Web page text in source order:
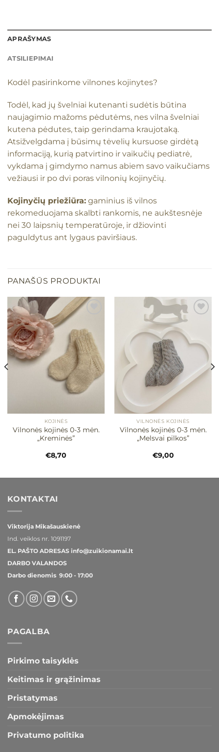
APRAŠYMAS
ATSILIEPIMAI
Kodėl pasirinkome vilnones kojinytes?
Todėl, kad jų švelniai kutenanti sudėtis būtina
naujagimio mažoms pėdutėms, nes vilna švelniai
kutena pėdutes, taip gerindama kraujotaką.
Atsižvelgdama į būsimų tėvelių kursuose girdėtą
informaciją, kurią patvirtino ir vaikučių pediatrė,
vykdama į gimdymo namus abiem savo vaikučiams
vežiausi ir po dvi poras vilnonių kojinyčių.
Kojinyčių priežiūra: gaminius iš vilnos
rekomeduojama skalbti rankomis, ne aukštesnėje
nei 30 laipsnių temperatūroje, ir džiovinti
paguldytus ant lygaus paviršiaus.
PANAŠŪS PRODUKTAI
Mėgstamiausias
KOJINĖS
Vilnonės kojinės 0-3 mėn.
„Kreminės”
€8,70
Mėgstamiausias
VILNONĖS KOJINĖS
Vilnonės kojinės 0-3 mėn.
„Melsvai pilkos”
€9,00
KONTAKTAI
Viktorija Mikašauskienė
Ind. veiklos nr. 1091197
EL. PAŠTO ADRESAS info@zuikionamai.lt
DARBO VALANDOS
Darbo dienomis 9:00 - 17:00
PAGALBA
Pirkimo taisyklės
Keitimas ir grąžinimas
Pristatymas
Apmokėjimas
Privatumo politika